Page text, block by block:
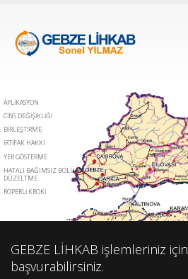
APLİKASYON
CİNS DEĞİŞİKLİĞİ
BİRLEŞTİRME
İRTİFAK HAKKI
YER GÖSTERME
HATALI BAĞIMSIZ BÖLÜM
DÜZELTME
RÖPERLİ KROKİ
GEBZE LİHKAB işlemleriniz için
başvurabilirsiniz.